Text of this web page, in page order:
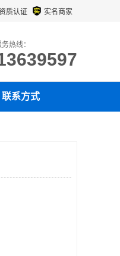
质认证 实名商家
热线：
联系方式